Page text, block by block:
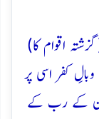
اقوام کا)
کفر اسی پر
اُن کے رب کے